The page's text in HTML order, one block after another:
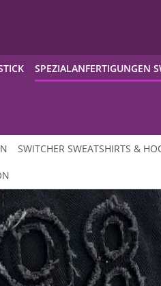
SPEZIALANFERTIGUNGEN
SWITCHER SWEATSHIRTS &